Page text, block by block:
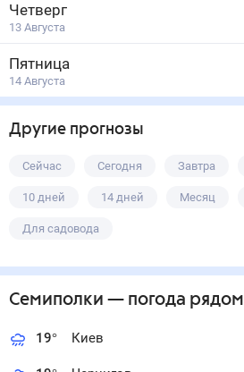
Четверг
13 Августа
Пятница
14 Августа
Другие прогнозы
Сейчас Сегодня Завтра
10 дней 14 дней Месяц
Для садовода
Семиполки — погода рядом
19° Киев